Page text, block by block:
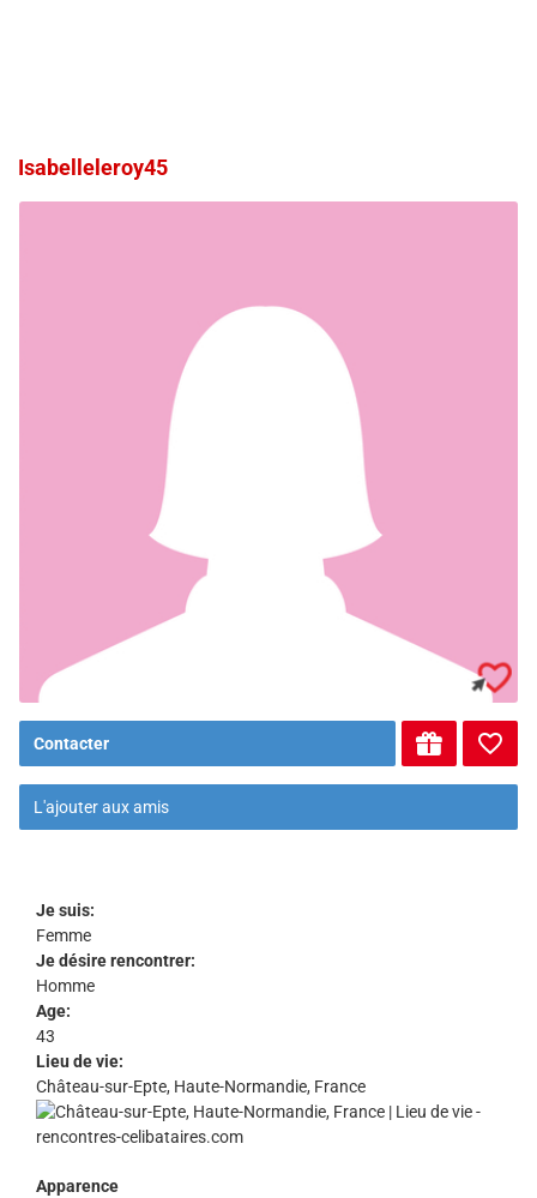
Isabelleleroy45
Contacter
L'ajouter aux amis
Je suis:
Femme
Je désire rencontrer:
Homme
Age:
43
Lieu de vie:
Château-sur-Epte, Haute-Normandie, France
Apparence